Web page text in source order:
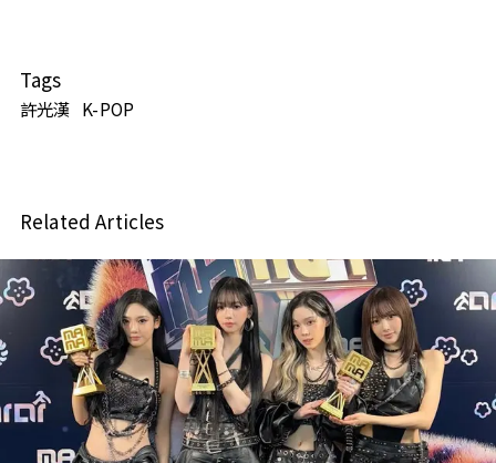
Tags
許光漢 K-POP
Related Articles